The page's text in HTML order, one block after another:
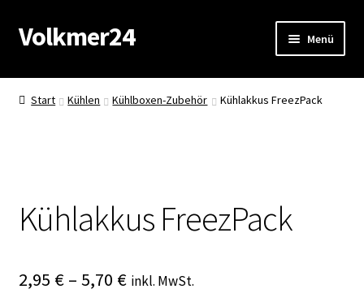
Zur
Navigation
Zum
Inhalt
Volkmer24 Menü
Start
Datenschutz
Kasse
Start Kühlen Kühlboxen-Zubehör Kühlakkus FreezPack
Kühlakkus FreezPack
2,95 €– 5,70 € inkl. MwSt.